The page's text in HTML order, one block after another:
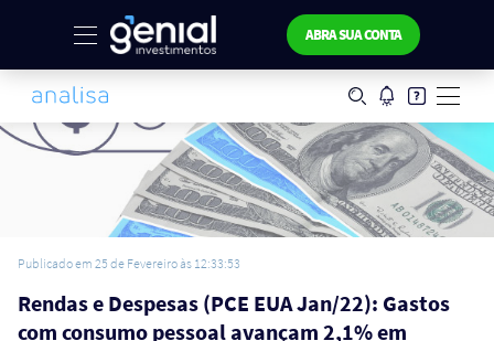
ABRA SUA CONTA
Publicado em 25 de Fevereiro às 12:33:53
Rendas e Despesas (PCE EUA Jan/22): Gastos
com consumo pessoal avançam 2,1% em